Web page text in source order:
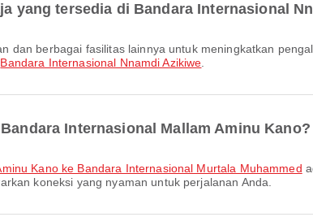
yang tersedia di Bandara Internasional
Bandara Internasional Nnamdi Azikiwe
Internasional Mallam Aminu Kano?
Kano ke Bandara Internasional Murtala Muhammed
koneksi yang nyaman untuk perjalanan Anda.